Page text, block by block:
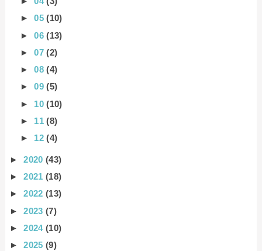
►05(10)
►06(13)
►07(2)
►08(4)
►09(5)
► 10(10)
► 11(8)
► 12(4)
►2020(43)
►2021(18)
►2022(13)
►2023(7)
►2024(10)
►2025(9)